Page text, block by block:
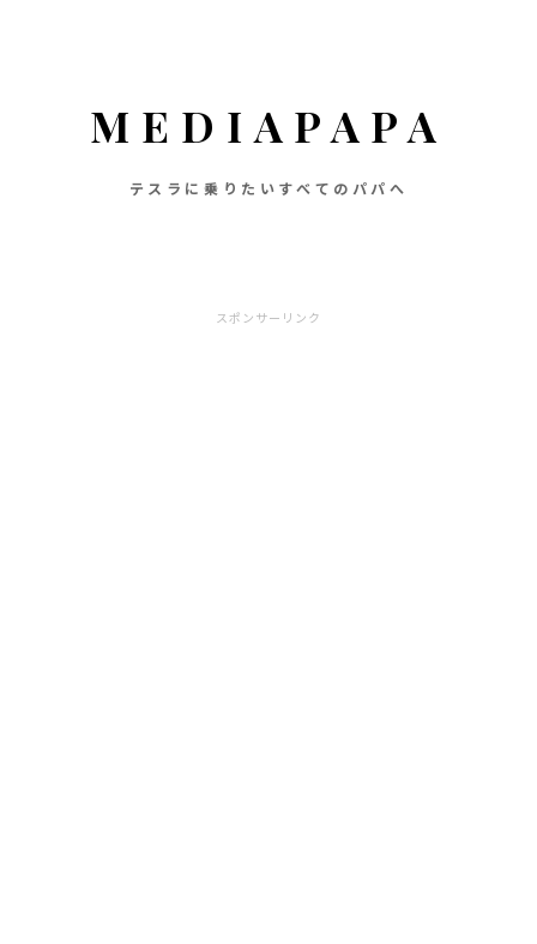
MEDIAPAPA
テスラに乗りたいすべてのパパへ
スポンサーリンク